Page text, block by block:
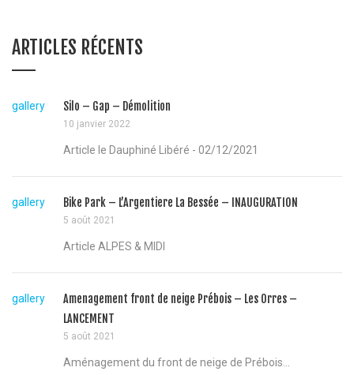
ARTICLES RÉCENTS
gallery Silo – Gap – Démolition
10 janvier 2022
Article le Dauphiné Libéré - 02/12/2021
gallery Bike Park – L’Argentiere La Bessée – INAUGURATION
5 août 2021
Article ALPES & MIDI
gallery
Amenagement front de neige Prébois – Les Orres –
LANCEMENT
5 août 2021
Aménagement du front de neige de Prébois...